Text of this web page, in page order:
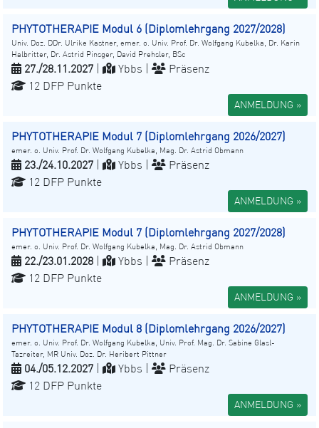
PHYTOTHERAPIE Modul 6 (Diplomlehrgang 2027/2028)
Univ. Doz. DDr. Ulrike Kastner, emer. o. Univ. Prof. Dr. Wolfgang Kubelka, Dr. Karin
Halbritter, Dr. Astrid Pinsger, David Prehsler, BSc
27./28.11.2027 Ybbs |
Präsenz
12 DFP Punkte
ANMELDUNG »
PHYTOTHERAPIE Modul 7 (Diplomlehrgang 2026/2027)
emer. o. Univ. Prof. Dr. Wolfgang Kubelka, Mag. Dr. Astrid Obmann
23./24.10.2027 Ybbs |
Präsenz
12 DFP Punkte
ANMELDUNG »
PHYTOTHERAPIE Modul 7 (Diplomlehrgang 2027/2028)
emer. o. Univ. Prof. Dr. Wolfgang Kubelka, Mag. Dr. Astrid Obmann
22./23.01.2028 Ybbs |
Präsenz
12 DFP Punkte
ANMELDUNG »
PHYTOTHERAPIE Modul 8 (Diplomlehrgang 2026/2027)
emer. o. Univ. Prof. Dr. Wolfgang Kubelka, Univ. Prof. Mag. Dr. Sabine Glasl-
Tazreiter, MR Univ. Doz. Dr. Heribert Pittner
04./05.12.2027 Ybbs |
Präsenz
12 DFP Punkte
ANMELDUNG »